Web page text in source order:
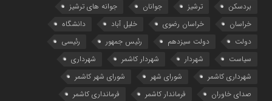
بردسکن
ترشیز جوانان
جوانه های ترشیز
خراسان
خراسان رضوی خلیل آباد
دانشگاه
دولت
دولت سیزدهم رئیس جمهور
رئیسی
سیاست
شهردار شهردار کاشمر
شهرداری
شهرداری کاشمر
شورای شهر
شورای شهر کاشمر
صدای خاوران
فرماندار کاشمر
فرمانداری کاشمر